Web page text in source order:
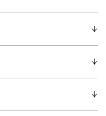
snabbtorkande
Schabraket är lätt att ta